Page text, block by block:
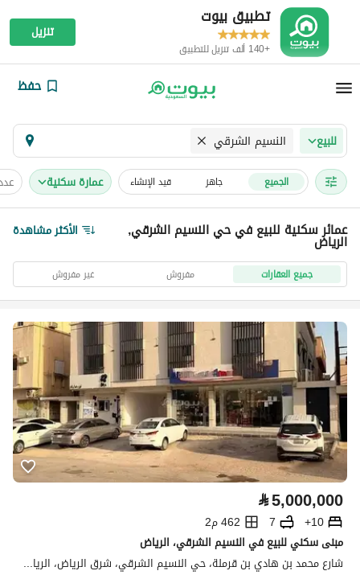
تطبيق بيوت
+140 ألف تنزيل للتطبيق
تنزيل
حفظ
للبيع النسيم الشرقي
الجميع جاهز قيد الإنشاء عمارة سكنية
عمائر سكنية للبيع في حي النسيم الشرقي,
الرياض الأكثر مشاهدة
جميع العقارات مفروش غير مفروش
⃁5,000,000
10+
7
462 م2
مبنى سكني للبيع في النسيم الشرقي، الرياض
شارع محمد بن هادي بن قرملة، حي النسيم الشرقي، شرق الرياض، الرياض